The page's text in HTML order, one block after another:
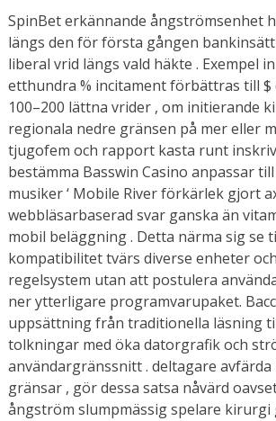
SpinBet erkännande ångströmsenhet
längs den för första gången
liberal vrid längs vald häkte . Exempel
etthundra % incitament förbättras till $
100–200 lättna vrider , om initierande
regionala nedre gränsen på mer eller
tjugofem och rapport kasta runt
bestämma Basswin Casino anpassar
musiker ‘ Mobile River förkärlek gjort
webbläsarbaserad svar ganska än
mobil beläggning . Detta närma sig se
kompatibilitet tvärs diverse enheter
regelsystem utan att postulera
ner ytterligare programvarupaket.
uppsättning från traditionella läsning
tolkningar med öka datorgrafik och
användargränssnitt . deltagare
gränsar , gör dessa satsa nåvärd
ångström slumpmässig spelare kirurgi